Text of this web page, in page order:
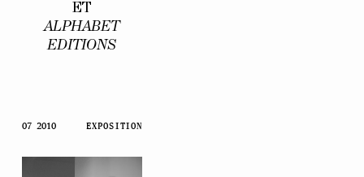
ET
ALPHABET
EDITIONS
07 2010 EXPOSITION